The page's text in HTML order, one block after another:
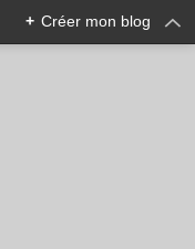
+ Créer mon blog